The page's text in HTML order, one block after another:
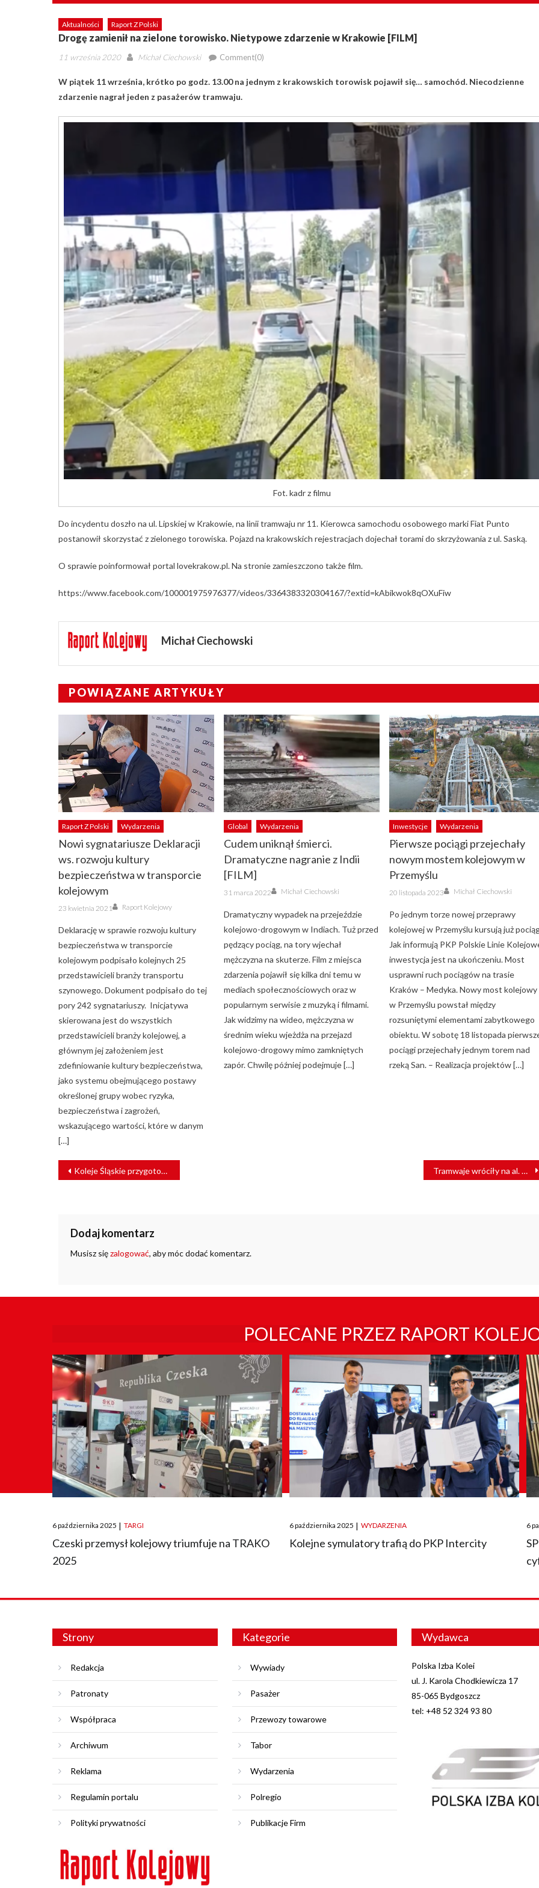
Aktualności Raport Z Polski
Drogę zamienił na zielone torowisko. Nietypowe zdarzenie w Krakowie [FILM]
Posted
11 września 2020 Author
Michał Ciechowski Comment(0)
W piątek 11 września, krótko po godz. 13.00 na jednym z krakowskich torowisk pojawił się… samochód. Niecodzienne
zdarzenie nagrał jeden z pasażerów tramwaju.
Fot. kadr z filmu
Do incydentu doszło na ul. Lipskiej w Krakowie, na linii tramwaju nr 11. Kierowca samochodu osobowego marki Fiat Punto
postanowił skorzystać z zielonego torowiska. Pojazd na krakowskich rejestracjach dojechał torami do skrzyżowania z ul. Saską.
O sprawie poinformował portal lovekrakow.pl. Na stronie zamieszczono także film.
https://www.facebook.com/100001975976377/videos/3364383320304167/?extid=kAbikwok8qOXuFiw
Michał Ciechowski
POWIĄZANE ARTYKUŁY
Raport Z Polski Wydarzenia
Nowi sygnatariusze Deklaracji
ws. rozwoju kultury
bezpieczeństwa w transporcie
kolejowym
Posted
on
23 kwietnia 2021 Author
Raport Kolejowy
Deklarację w sprawie rozwoju kultury
bezpieczeństwa w transporcie
kolejowym podpisało kolejnych 25
przedstawicieli branży transportu
szynowego. Dokument podpisało do tej
pory 242 sygnatariuszy. Inicjatywa
skierowana jest do wszystkich
przedstawicieli branży kolejowej, a
głównym jej założeniem jest
zdefiniowanie kultury bezpieczeństwa,
jako systemu obejmującego postawy
określonej grupy wobec ryzyka,
bezpieczeństwa i zagrożeń,
wskazującego wartości, które w danym
[…]
Global Wydarzenia
Cudem uniknął śmierci.
Dramatyczne nagranie z Indii
[FILM]
Posted
on
31 marca 2022 Author
Michał Ciechowski
Dramatyczny wypadek na przejeździe
kolejowo-drogowym w Indiach. Tuż przed
pędzący pociąg, na tory wjechał
mężczyzna na skuterze. Film z miejsca
zdarzenia pojawił się kilka dni temu w
mediach społecznościowych oraz w
popularnym serwisie z muzyką i filmami.
Jak widzimy na wideo, mężczyzna w
średnim wieku wjeżdża na przejazd
kolejowo-drogowy mimo zamkniętych
zapór. Chwilę później podejmuje […]
Inwestycje Wydarzenia
Pierwsze pociągi przejechały
nowym mostem kolejowym w
Przemyślu
Posted
on
20 listopada 2023 Author
Michał Ciechowski
Po jednym torze nowej przeprawy
kolejowej w Przemyślu kursują już
Jak informują PKP Polskie Linie
inwestycja jest na ukończeniu. Most
usprawni ruch pociągów na trasie
Kraków – Medyka. Nowy most kolejowy
w Przemyślu powstał między
rozsuniętymi elementami zabytkowego
obiektu. W sobotę 18 listopada
pociągi przejechały jednym torem nad
rzeką San. – Realizacja projektów […]
NAWIGACJA
WPISU
Koleje Śląskie przygotowują się do zakupu piętrowych EZT Tramwaje wróciły na al. Hallera i ul. Żmigrodzką we Wrocławiu
Dodaj komentarz
Musisz sięzalogować, aby móc dodać komentarz.
POLECANE PRZEZ RAPORT
Posted
on
6 października 2025 | TARGI
Czeski przemysł kolejowy triumfuje na TRAKO
2025
Posted
on
6 października 2025 | WYDARZENIA
Kolejne symulatory trafią do PKP Intercity
on
6
Strony
Redakcja
Patronaty
Współpraca
Archiwum
Reklama
Regulamin portalu
Polityki prywatności
Kategorie
Wywiady
Pasażer
Przewozy towarowe
Tabor
Wydarzenia
Polregio
Publikacje Firm
Wydawca
Polska Izba Kolei
ul. J. Karola Chodkiewicza 17
85-065 Bydgoszcz
tel: +48 52 324 93 80